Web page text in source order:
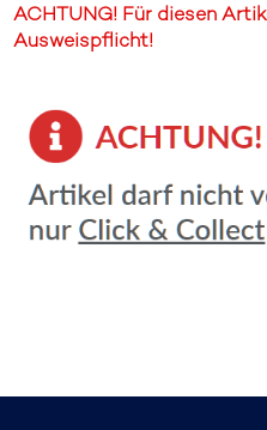
ACHTUNG! Für diesen
Ausweispflicht!